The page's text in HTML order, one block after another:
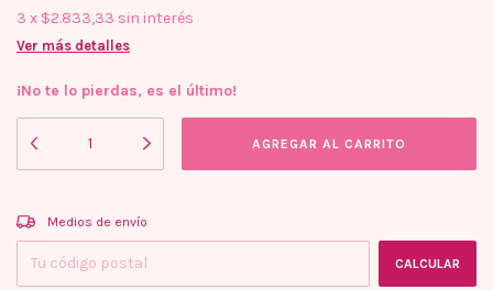
3 x $2.833,33 sin interés
Ver más detalles
¡No te lo pierdas, es el último!
Entregas para el CP:
Medios de envío
CALCULAR